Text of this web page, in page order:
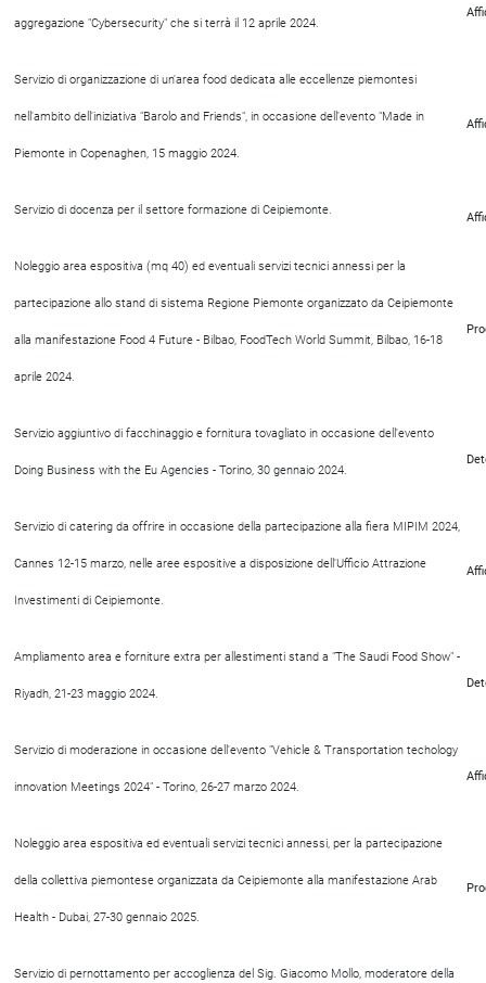
aggregazione "Cybersecurity" che si terrà il 12 aprile 2024.
Servizio di organizzazione di un'area food dedicata alle eccellenze piemontesi
nell'ambito dell'iniziativa "Barolo and Friends", in occasione dell'evento "Made in
Piemonte in Copenaghen, 15 maggio 2024.
Servizio di docenza per il settore formazione di Ceipiemonte.
Noleggio area espositiva (mq 40) ed eventuali servizi tecnici annessi per la
partecipazione allo stand di sistema Regione Piemonte organizzato da Ceipiemonte
alla manifestazione Food 4 Future - Bilbao, FoodTech World Summit, Bilbao, 16-18
aprile 2024.
Servizio aggiuntivo di facchinaggio e fornitura tovagliato in occasione dell'evento
Doing Business with the Eu Agencies - Torino, 30 gennaio 2024.
Servizio di catering da offrire in occasione della partecipazione alla fiera MIPIM 2024,
Cannes 12-15 marzo, nelle aree espositive a disposizione dell'Ufficio Attrazione
Investimenti di Ceipiemonte.
Ampliamento area e forniture extra per allestimenti stand a "The Saudi Food Show" -
Riyadh, 21-23 maggio 2024.
Servizio di moderazione in occasione dell'evento "Vehicle & Transportation techology
innovation Meetings 2024" - Torino, 26-27 marzo 2024.
Noleggio area espositiva ed eventuali servizi tecnici annessi, per la partecipazione
della collettiva piemontese organizzata da Ceipiemonte alla manifestazione Arab
Health - Dubai, 27-30 gennaio 2025.
Servizio di pernottamento per accoglienza del Sig. Giacomo Mollo, moderatore della